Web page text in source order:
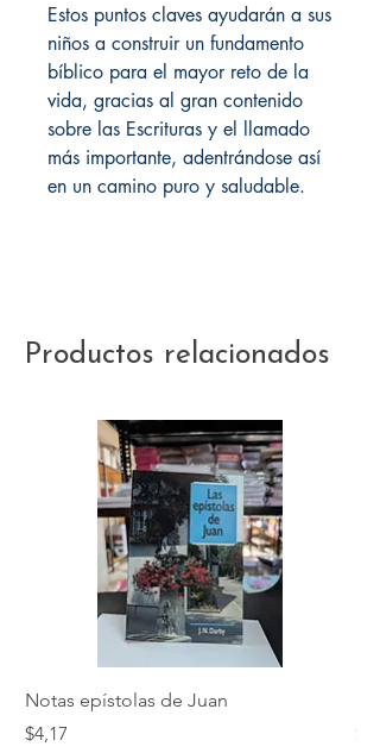
Estos puntos claves ayudarán a sus
niños a construir un fundamento
bíblico para el mayor reto de la
vida, gracias al gran contenido
sobre las Escrituras y el llamado
más importante, adentrándose así
en un camino puro y saludable.
Productos relacionados
Notas epístolas de Juan
Precio
$4,17